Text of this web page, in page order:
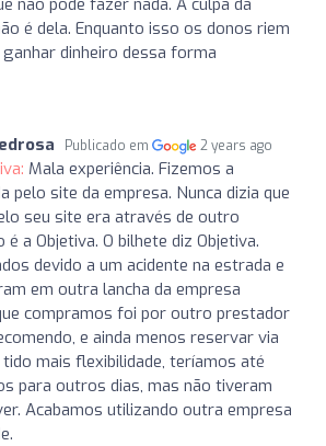
é dela. Enquanto isso os donos riem
dinheiro dessa forma
Publicado em 2 years ago
Mala experiência. Fizemos a
pelo site da empresa. Nunca dizia que
seu site era através de outro
a Objetiva. O bilhete diz Objetiva.
devido a um acidente na estrada e
em outra lancha da empresa
compramos foi por outro prestador
e ainda menos reservar via
mais flexibilidade, teríamos até
para outros dias, mas não tiveram
Acabamos utilizando outra empresa